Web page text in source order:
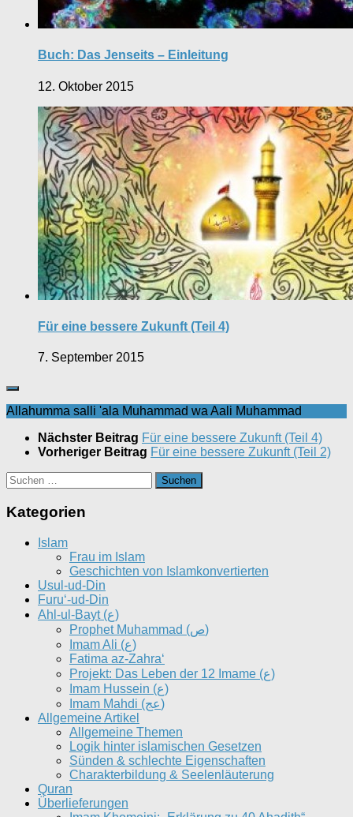
Buch: Das Jenseits – Einleitung
12. Oktober 2015
Für eine bessere Zukunft (Teil 4)
7. September 2015
Allahumma salli 'ala Muhammad wa Aali Muhammad
Nächster Beitrag Für eine bessere Zukunft (Teil 4)
Vorheriger Beitrag Für eine bessere Zukunft (Teil 2)
Suchen
nach:
Kategorien
Islam
Frau im Islam
Geschichten von Islamkonvertierten
Usul-ud-Din
Furu‘-ud-Din
Ahl-ul-Bayt (ع)
Prophet Muhammad (ص)
Imam Ali (ع)
Fatima az-Zahra‘
Projekt: Das Leben der 12 Imame (ع)
Imam Hussein (ع)
Imam Mahdi (عج)
Allgemeine Artikel
Allgemeine Themen
Logik hinter islamischen Gesetzen
Sünden & schlechte Eigenschaften
Charakterbildung & Seelenläuterung
Quran
Überlieferungen